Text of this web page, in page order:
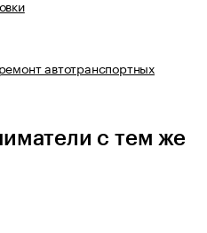
автотранспортных
с тем же